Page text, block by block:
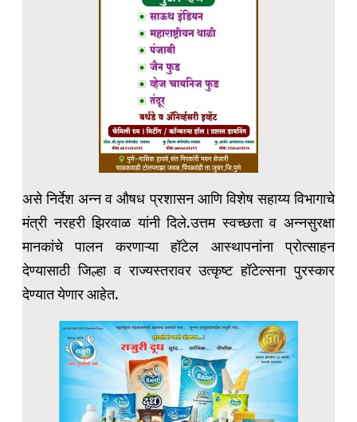
असे निर्देश अन्न व औषध प्रशासन आणि विशेष सहाय्य विभागाचे
मंत्री नरहरी झिरवाळ यांनी दिले.उत्तम स्वच्छता व अन्नसुरक्षा
मानकांचे पालन करणाऱ्या हॉटेल आस्थापनांना प्रोत्साहन
देण्यासाठी जिल्हा व राज्यस्तरावर उत्कृष्ट हॉटेल्सना पुरस्कार
देण्यात येणार आहेत.